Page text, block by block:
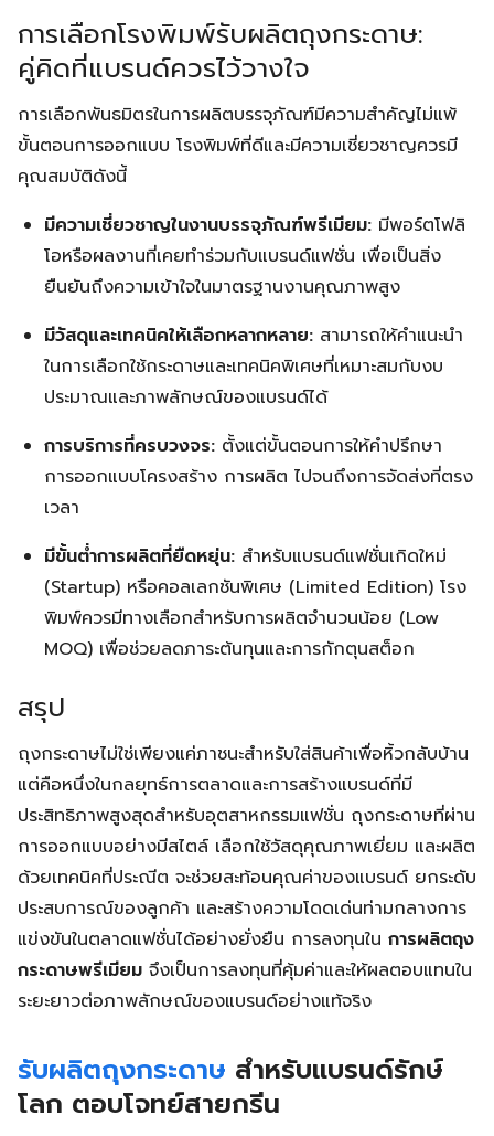
การเลือกโรงพิมพ์รับผลิตถุงกระดาษ:
คู่คิดที่แบรนด์ควรไว้วางใจ
การเลือกพันธมิตรในการผลิตบรรจุภัณฑ์มีความสำคัญไม่แพ้
ขั้นตอนการออกแบบ โรงพิมพ์ที่ดีและมีความเชี่ยวชาญควรมี
คุณสมบัติดังนี้
มีความเชี่ยวชาญในงานบรรจุภัณฑ์พรีเมียม: มีพอร์ตโฟลิ
โอหรือผลงานที่เคยทำร่วมกับแบรนด์แฟชั่น เพื่อเป็นสิ่ง
ยืนยันถึงความเข้าใจในมาตรฐานงานคุณภาพสูง
มีวัสดุและเทคนิคให้เลือกหลากหลาย: สามารถให้คำแนะนำ
ในการเลือกใช้กระดาษและเทคนิคพิเศษที่เหมาะสมกับงบ
ประมาณและภาพลักษณ์ของแบรนด์ได้
การบริการที่ครบวงจร: ตั้งแต่ขั้นตอนการให้คำปรึกษา
การออกแบบโครงสร้าง การผลิต ไปจนถึงการจัดส่งที่ตรง
เวลา
มีขั้นต่ำการผลิตที่ยืดหยุ่น: สำหรับแบรนด์แฟชั่นเกิดใหม่
(Startup) หรือคอลเลกชันพิเศษ (Limited Edition) โรง
พิมพ์ควรมีทางเลือกสำหรับการผลิตจำนวนน้อย (Low
MOQ) เพื่อช่วยลดภาระต้นทุนและการกักตุนสต็อก
สรุป
ถุงกระดาษไม่ใช่เพียงแค่ภาชนะสำหรับใส่สินค้าเพื่อหิ้วกลับบ้าน
แต่คือหนึ่งในกลยุทธ์การตลาดและการสร้างแบรนด์ที่มี
ประสิทธิภาพสูงสุดสำหรับอุตสาหกรรมแฟชั่น ถุงกระดาษที่ผ่าน
การออกแบบอย่างมีสไตล์ เลือกใช้วัสดุคุณภาพเยี่ยม และผลิต
ด้วยเทคนิคที่ประณีต จะช่วยสะท้อนคุณค่าของแบรนด์ ยกระดับ
ประสบการณ์ของลูกค้า และสร้างความโดดเด่นท่ามกลางการ
แข่งขันในตลาดแฟชั่นได้อย่างยั่งยืน การลงทุนใน การผลิตถุง
กระดาษพรีเมียม จึงเป็นการลงทุนที่คุ้มค่าและให้ผลตอบแทนใน
ระยะยาวต่อภาพลักษณ์ของแบรนด์อย่างแท้จริง
รับผลิตถุงกระดาษ สำหรับแบรนด์รักษ์
โลก ตอบโจทย์สายกรีน